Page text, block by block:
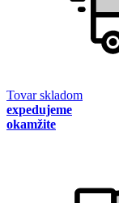
Tovar skladom
expedujeme
okamžite